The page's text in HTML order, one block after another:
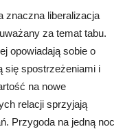
znaczna liberalizacja
za temat tabu.
opowiadają sobie o
się spostrzeżeniami i
na nowe
relacji sprzyjają
Przygoda na jedną noc